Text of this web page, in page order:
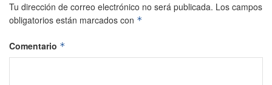
Tu dirección de correo electrónico no será publicada. Los campos
obligatorios están marcados con *
Comentario *